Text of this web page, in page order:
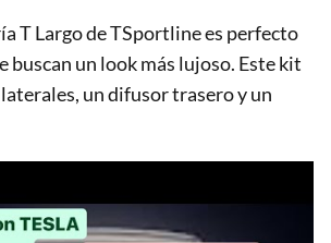
T Largo de TSportline es perfecto
buscan un look más lujoso. Este kit
un difusor trasero y un